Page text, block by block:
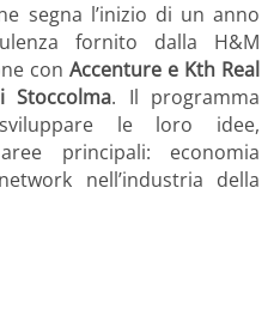
segna l’inizio di un anno
fornito dalla H&M
con Accenture e Kth Real
Stoccolma. Il programma
le loro idee,
principali: economia
nell’industria della